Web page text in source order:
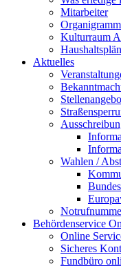
Mitarbeiter
Organigramm
Kulturraum
Aktuelles
Wahlen /
Behördenservice
Online
Sicheres
Fundbüro